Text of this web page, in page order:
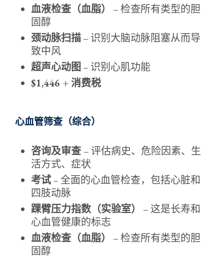
血液检查（血脂）
– 检查所有类型的胆
固醇
颈动脉扫描– 识别大脑动脉阻塞从而导
致中风
超声心动图 – 识别心肌功能
$1,446 + 消费税
心血管筛查（综合）
咨询及审查 – 评估病史、危险因素、生
活方式、症状
考试– 全面的心血管检查，包括心脏和
四肢动脉
踝臂压力指数（实验室）
– 这是长寿和
心血管健康的标志
血液检查（血脂）
– 检查所有类型的胆
固醇